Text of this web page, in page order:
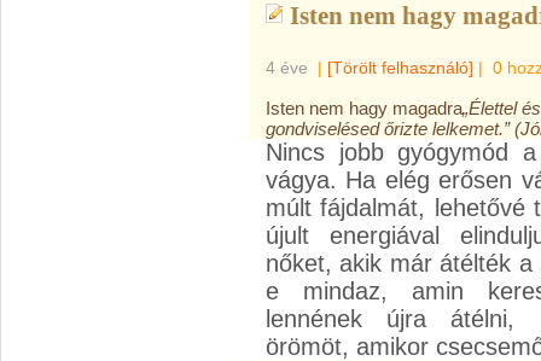
Isten nem hagy
4 éve | [Törölt felhasználó] | 0
Isten nem hagy magadra„Élettel
gondviselésed őrizte lelkemet.”
Nincs jobb gyógymód
vágya. Ha elég erősen
múlt fájdalmát, lehetővé
újult energiával
nőket, akik már átélték
e mindaz, amin
lennének újra átélni,
örömöt, amikor